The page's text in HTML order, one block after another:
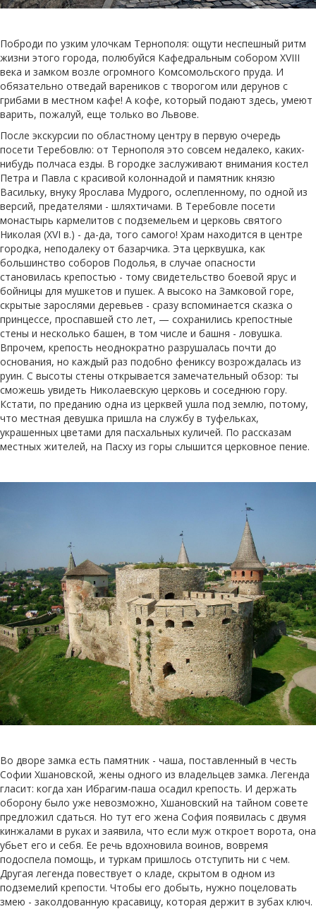
Поброди по узким улочкам Тернополя: ощути неспешный ритм
жизни этого города, полюбуйся Кафедральным собором XVIII
века и замком возле огромного Комсомольского пруда. И
обязательно отведай вареников с творогом или дерунов с
грибами в местном кафе! А кофе, который подают здесь, умеют
варить, пожалуй, еще только во Львове.
После экскурсии по областному центру в первую очередь
посети Теребовлю: от Тернополя это совсем недалеко, каких-
нибудь полчаса езды. В городке заслуживают внимания костел
Петра и Павла с красивой колоннадой и памятник князю
Васильку, внуку Ярослава Мудрого, ослепленному, по одной из
версий, предателями - шляхтичами. В Теребовле посети
монастырь кармелитов с подземельем и церковь святого
Николая (XVI в.) - да-да, того самого! Храм находится в центре
городка, неподалеку от базарчика. Эта церквушка, как
большинство соборов Подолья, в случае опасности
становилась крепостью - тому свидетельство боевой ярус и
бойницы для мушкетов и пушек. А высоко на Замковой горе,
скрытые зарослями деревьев - сразу вспоминается сказка о
принцессе, проспавшей сто лет, — сохранились крепостные
стены и несколько башен, в том числе и башня - ловушка.
Впрочем, крепость неоднократно разрушалась почти до
основания, но каждый раз подобно фениксу возрождалась из
руин. С высоты стены открывается замечательный обзор: ты
сможешь увидеть Николаевскую церковь и соседнюю гору.
Кстати, по преданию одна из церквей ушла под землю, потому,
что местная девушка пришла на службу в туфельках,
украшенных цветами для пасхальных куличей. По рассказам
местных жителей, на Пасху из горы слышится церковное пение.
Во дворе замка есть памятник - чаша, поставленный в честь
Софии Хшановской, жены одного из владельцев замка. Легенда
гласит: когда хан Ибрагим-паша осадил крепость. И держать
оборону было уже невозможно, Хшановский на тайном совете
предложил сдаться. Но тут его жена София появилась с двумя
кинжалами в руках и заявила, что если муж откроет ворота, она
убьет его и себя. Ее речь вдохновила воинов, вовремя
подоспела помощь, и туркам пришлось отступить ни с чем.
Другая легенда повествует о кладе, скрытом в одном из
подземелий крепости. Чтобы его добыть, нужно поцеловать
змею - заколдованную красавицу, которая держит в зубах ключ.